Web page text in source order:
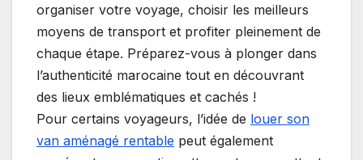
organiser votre voyage, choisir les meilleurs
moyens de transport et profiter pleinement de
chaque étape. Préparez-vous à plonger dans
l’authenticité marocaine tout en découvrant
des lieux emblématiques et cachés !
Pour certains voyageurs, l’idée de louer son
van aménagé rentable peut également